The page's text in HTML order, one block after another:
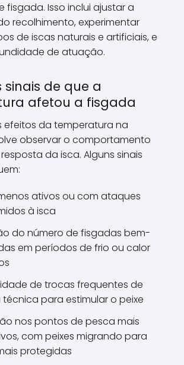
fisgada. Isso inclui ajustar a
recolhimento, experimentar
de iscas naturais e artificiais, e
de atuação.
sinais de que a
afetou a fisgada
efeitos da temperatura na
observar o comportamento
da isca. Alguns sinais
ativos ou com ataques
à isca
do número de fisgadas bem-
em períodos de frio ou calor
de trocas frequentes de
técnica para estimular o peixe
nos pontos de pesca mais
com peixes migrando para
protegidas